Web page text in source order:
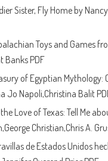
Sister, Fly Home by
Toys and Games
Banks PDF
of Egyptian Mythology:
Jo Napoli,Christina Balit
Love of Texas: Tell Me
Christian,Chris A.
de Estados Unidos